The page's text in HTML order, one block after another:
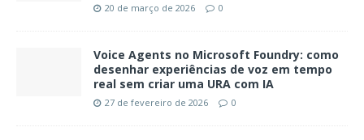
20 de março de 2026 0
Voice Agents no Microsoft Foundry: como
desenhar experiências de voz em tempo
real sem criar uma URA com IA
27 de fevereiro de 2026 0